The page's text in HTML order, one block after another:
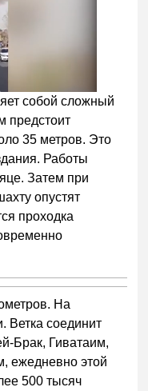
собой сложный
предстоит
35 метров. Это
Работы
Затем при
опустят
проходка
На
Ветка соединит
Брак, Гиватаим,
ежедневно этой
500 тысяч